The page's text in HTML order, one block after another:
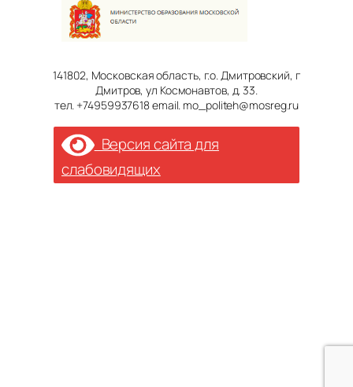
141802, Московская область, г.о. Дмитровский, г
Дмитров, ул Космонавтов, д. 33.
тел. +74959937618 email. mo_politeh@mosreg.ru
Версия сайта для
слабовидящих